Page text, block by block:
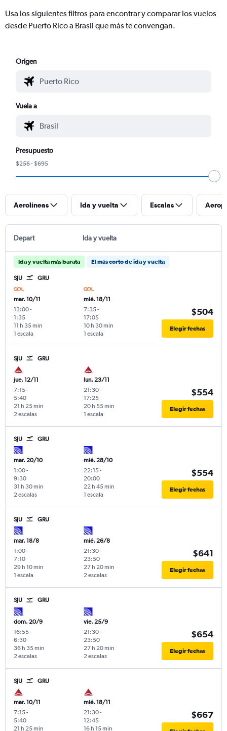
Usa los siguientes filtros para encontrar y comparar los vuelos
desde Puerto Rico a Brasil que más te convengan.
Origen
Vuela a
Presupuesto
$256 - $695
Aerolíneas Ida y vuelta Escalas
Depart Ida y vuelta
Ida y vuelta más barata El más corto de ida y vuelta
SJU GRU
mar. 10/11
13:00-
1:35
1 escala
11 h 35 min
mié. 18/11
7:35-
17:05
1 escala
10 h 30 min
$504
Elegir fechas
SJU GRU
jue. 12/11
7:15-
5:40
2 escalas
21 h 25 min
lun. 23/11
21:30-
17:25
1 escala
20 h 55 min
$554
Elegir fechas
SJU GRU
mar. 20/10
1:00-
9:30
2 escalas
31 h 30 min
mié. 28/10
22:15-
20:00
1 escala
22 h 45 min
$554
Elegir fechas
SJU GRU
mar. 18/8
1:00-
7:10
1 escala
29 h 10 min
mié. 26/8
21:30-
23:50
2 escalas
27 h 20 min
$641
Elegir fechas
SJU GRU
dom. 20/9
16:55-
6:30
2 escalas
36 h 35 min
vie. 25/9
21:30-
23:50
2 escalas
27 h 20 min
$654
Elegir fechas
SJU GRU
mar. 10/11
7:15-
5:40
21 h 25 min
mié. 18/11
21:30-
12:45
16 h 15 min
$667